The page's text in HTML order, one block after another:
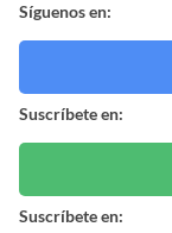
Síguenos en:
Suscríbete en:
Suscríbete en: